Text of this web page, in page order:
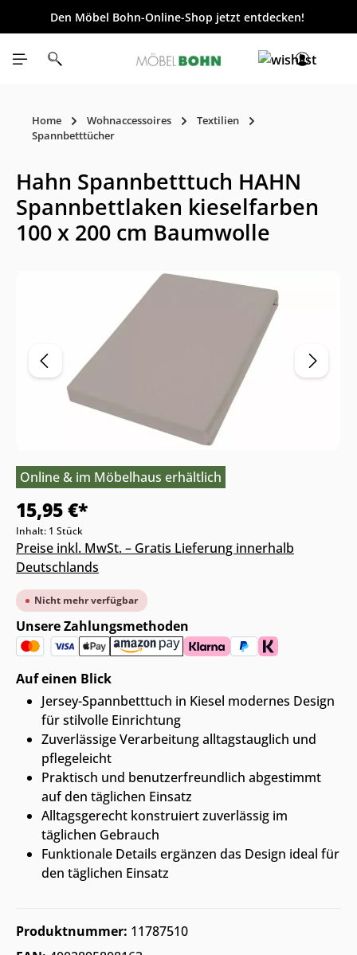
springen
Den Möbel Bohn-Online-Shop jetzt entdecken!
Home Wohnaccessoires
Textilien
Spannbetttücher
Hahn Spannbetttuch HAHN
Spannbettlaken kieselfarben
100 x 200 cm Baumwolle
Online & im Möbelhaus erhältlich
15,95 €*
Inhalt: 1 Stück
Preise inkl. MwSt. – Gratis Lieferung innerhalb
Deutschlands
Nicht mehr verfügbar
Unsere Zahlungsmethoden
Auf einen Blick
Jersey-Spannbetttuch in Kiesel modernes Design
für stilvolle Einrichtung
Zuverlässige Verarbeitung alltagstauglich und
pflegeleicht
Praktisch und benutzerfreundlich abgestimmt
auf den täglichen Einsatz
Alltagsgerecht konstruiert zuverlässig im
täglichen Gebrauch
Funktionale Details ergänzen das Design ideal für
den täglichen Einsatz
Produktnummer: 11787510